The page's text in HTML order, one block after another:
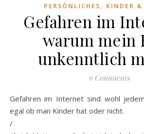
PERSÖNLICHES, KINDER &
Gefahren im
warum mein
unkenntlich
6 Comments
Gefahren im Internet sind wohl jedem von uns bekannt,
egal ob man Kinder hat oder nicht.
/